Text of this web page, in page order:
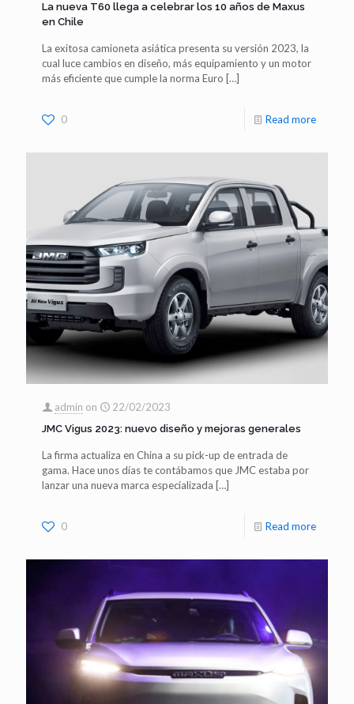
La nueva T60 llega a celebrar los 10 años de Maxus
en Chile
La exitosa camioneta asiática presenta su versión 2023, la
cual luce cambios en diseño, más equipamiento y un motor
más eficiente que cumple la norma Euro […]
0 Read more
admin on 22/02/2023
JMC Vigus 2023: nuevo diseño y mejoras generales
La firma actualiza en China a su pick-up de entrada de
gama. Hace unos días te contábamos que JMC estaba por
lanzar una nueva marca especializada […]
0 Read more